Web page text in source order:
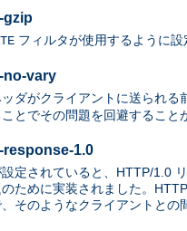
gzip
フィルタが使用するように
no-vary
ダがクライアントに送られる
とでその問題を回避すること
response-1.0
定されていると、HTTP/1.0
ために実装されました。
そのようなクライアントとの